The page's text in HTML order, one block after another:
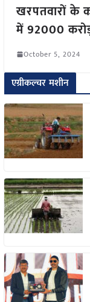
खरपतवारों के
में 92000
October 5, 2024
एग्रीकल्चर मशीन